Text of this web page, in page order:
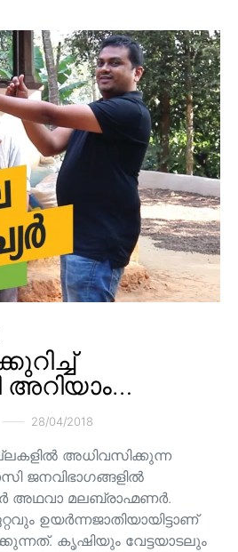
28/04/2018
അധിവസിക്കുന്ന
ജനവിഭാഗങ്ങളിൽ
അഥവാ മലബ്രാഹ്മണർ.
ഉയർന്നജാതിയായിട്ടാണ്
കൃഷിയും വേട്ടയാടലും